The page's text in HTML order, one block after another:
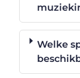
Welke